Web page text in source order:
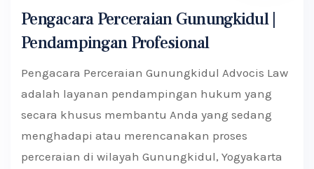
Pengacara Perceraian Gunungkidul |
Pendampingan Profesional
Pengacara Perceraian Gunungkidul Advocis Law
adalah layanan pendampingan hukum yang
secara khusus membantu Anda yang sedang
menghadapi atau merencanakan proses
perceraian di wilayah Gunungkidul, Yogyakarta